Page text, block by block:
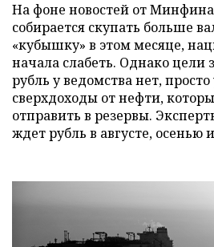
На фоне новостей от
собирается скупать больше
«кубышку» в этом месяце,
начала слабеть. Однако цели
рубль у ведомства нет,
сверхдоходы от нефти,
отправить в резервы.
ждет рубль в августе, осенью